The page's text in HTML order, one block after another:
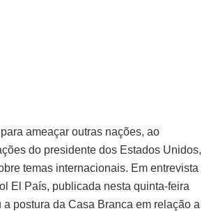
ameaçar outras nações, ao
do presidente dos Estados Unidos,
temas internacionais. Em entrevista
El País, publicada nesta quinta-feira
a postura da Casa Branca em relação a